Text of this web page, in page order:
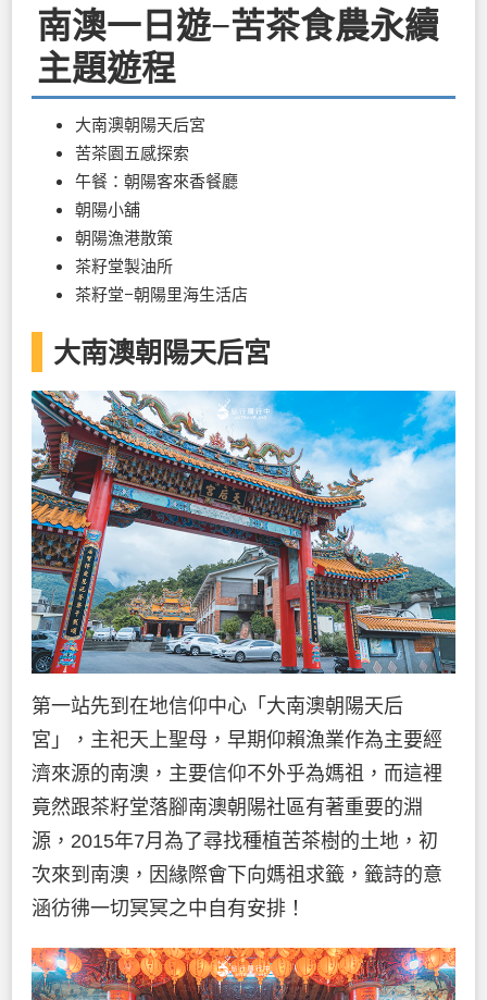
南澳一日遊−苦茶食農永續
主題遊程
大南澳朝陽天后宮
苦茶園五感探索
午餐：朝陽客來香餐廳
朝陽小舖
朝陽漁港散策
茶籽堂製油所
茶籽堂−朝陽里海生活店
大南澳朝陽天后宮
第一站先到在地信仰中心「大南澳朝陽天后
宮」，主祀天上聖母，早期仰賴漁業作為主要經
濟來源的南澳，主要信仰不外乎為媽祖，而這裡
竟然跟茶籽堂落腳南澳朝陽社區有著重要的淵
源，2015年7月為了尋找種植苦茶樹的土地，初
次來到南澳，因緣際會下向媽祖求籤，籤詩的意
涵彷彿一切冥冥之中自有安排！